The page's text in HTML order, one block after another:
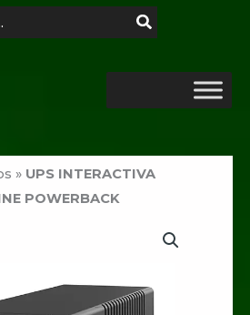
» UPS INTERACTIVA
POWERBACK